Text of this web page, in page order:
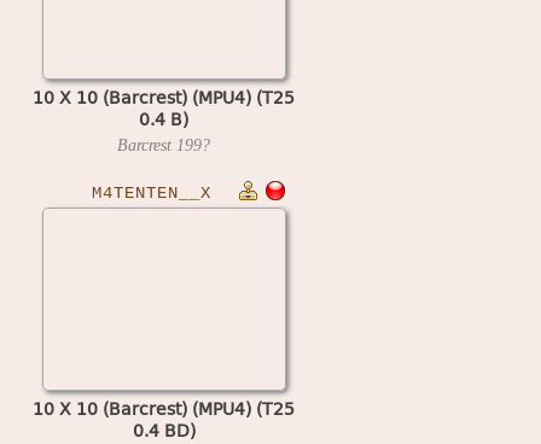
10 X 10 (Barcrest) (MPU4) (T25
0.4 B)
Barcrest 199?
M4TENTEN__X
10 X 10 (Barcrest) (MPU4) (T25
0.4 BD)